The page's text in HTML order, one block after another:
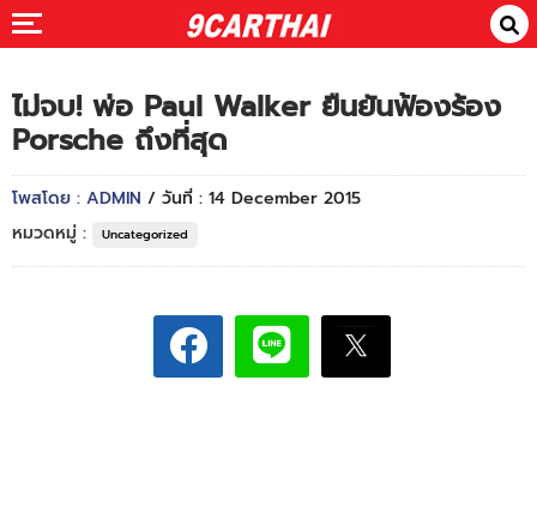
ไม่จบ! พ่อ Paul Walker ยืนยันฟ้องร้อง
Porsche ถึงที่สุด
โพสโดย : ADMIN / วันที่ : 14 December 2015
หมวดหมู่ :
Uncategorized